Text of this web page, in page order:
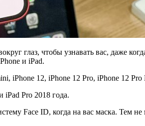
глаз, чтобы узнавать вас, даже
и iPad.
iPhone 12, iPhone 12 Pro, iPhone 12
iPad Pro 2018 года.
Face ID, когда на вас маска. Тем